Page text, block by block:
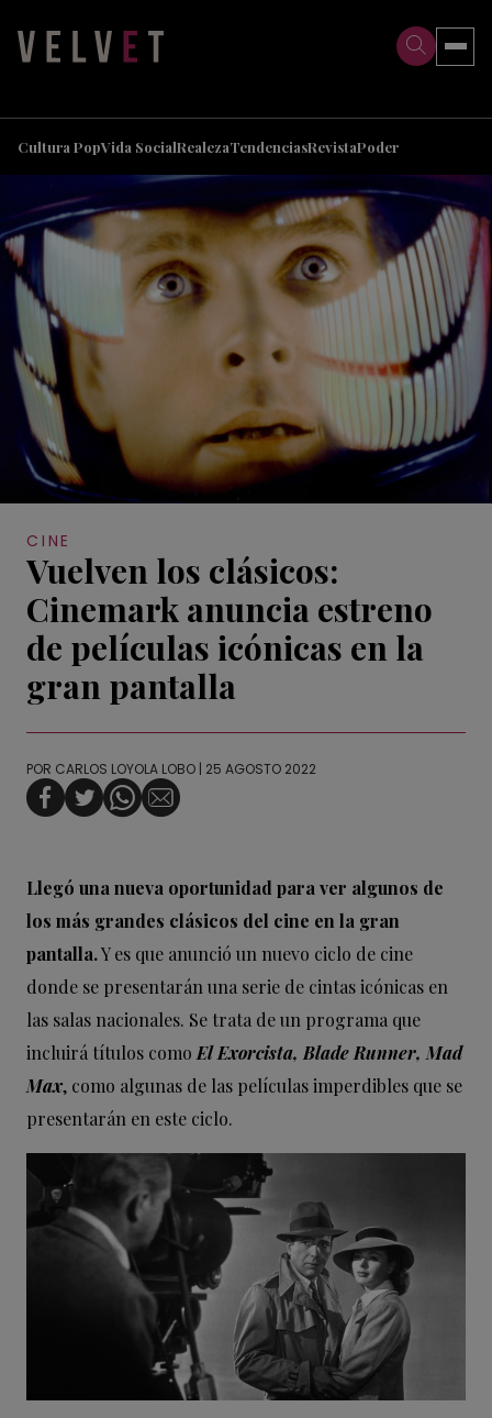
Cultura PopVida SocialRealezaTendenciasRevistaPoder
CINE
Vuelven los clásicos:
Cinemark anuncia estreno
de películas icónicas en la
gran pantalla
POR CARLOS LOYOLA LOBO | 25 AGOSTO 2022
Llegó una nueva oportunidad para ver algunos de
los más grandes clásicos del cine en la gran
pantalla.Y es que anunció un nuevo ciclo de cine
donde se presentarán una serie de cintas icónicas en
las salas nacionales. Se trata de un programa que
incluirá títulos como El Exorcista, Blade Runner, Mad
Max, como algunas de las películas imperdibles que se
presentarán en este ciclo.